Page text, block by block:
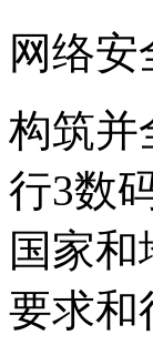
网络
构筑并
行3数
国家和
要求和